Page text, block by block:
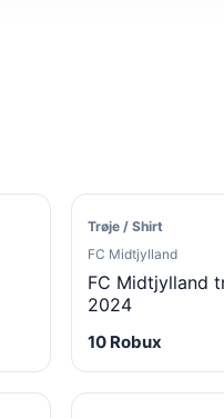
Trøje / Shirt
FC Midtjylland
FC Midtjylland
2024
10 Robux